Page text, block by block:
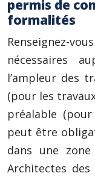
permis de
formalités
nécessaires
l’ampleur des
(pour les
préalable
peut être
dans une
Architectes